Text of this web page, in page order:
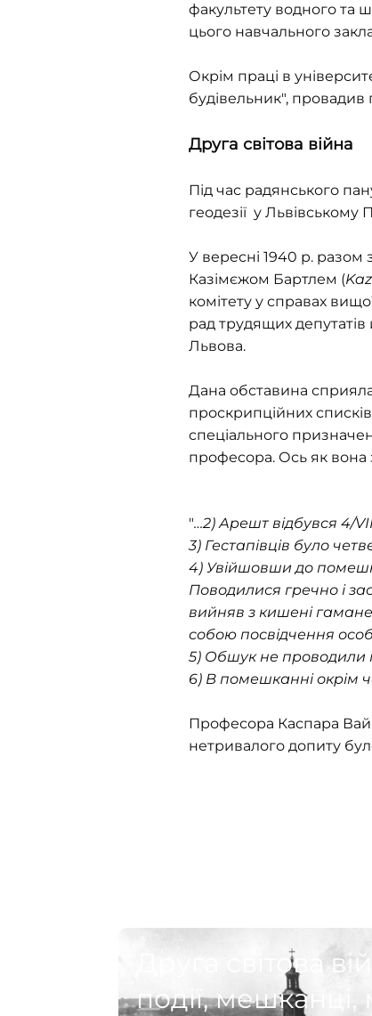
факультету водного та
цього навчального
Окрім праці в
будівельник", провадив
Друга світова війна
Під час радянського
геодезії у Львівському
У вересні 1940 р. разом
Казімєжом Бартлем (
комітету у справах
рад трудящих
Львова.
Дана обставина
проскрипційних
спеціального
професора. Ось як вона
"…2) Арешт відбувся 4/VII
3) Гестапівців було
4) Увійшовши до
Поводилися гречно і
вийняв з кишені
собою посвідчення
5) Обшук не проводили і
6) В помешканні окрім
Професора Каспара
нетривалого допиту
Друга світова
події, мешканці,